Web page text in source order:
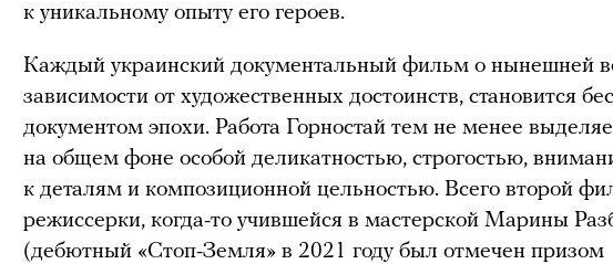
к уникальному опыту его героев.
Каждый украинский документальный фильм о нынешней
зависимости от художественных достоинств, становится
документом эпохи. Работа Горностай тем не менее
на общем фоне особой деликатностью, строгостью,
к деталям и композиционной цельностью. Всего второй
режиссерки, когда-то учившейся в мастерской Марины
(дебютный «Стоп-Земля» в 2021 году был отмечен призом